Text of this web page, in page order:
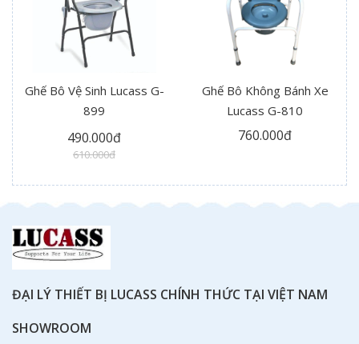
Ghế Bô Vệ Sinh Lucass G-
899
490.000đ
610.000đ
Ghế Bô Không Bánh Xe
Lucass G-810
760.000đ
ĐẠI LÝ THIẾT BỊ LUCASS CHÍNH THỨC TẠI VIỆT NAM
SHOWROOM